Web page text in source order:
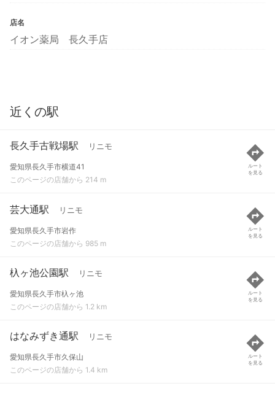
店名
イオン薬局 長久手店
近くの駅
長久手古戦場駅 リニモ
愛知県長久手市横道41
このページの店舗から 214 m
ルート
を見る
芸大通駅 リニモ
愛知県長久手市岩作
このページの店舗から 985 m
ルート
を見る
杁ヶ池公園駅 リニモ
愛知県長久手市杁ヶ池
このページの店舗から 1.2 km
ルート
を見る
はなみずき通駅 リニモ
愛知県長久手市久保山
このページの店舗から 1.4 km
ルート
を見る